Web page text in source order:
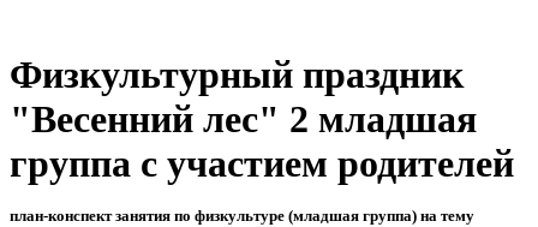
Физкультурный праздник
"Весенний лес" 2 младшая
группа с участием родителей
план-конспект занятия по физкультуре (младшая группа) на тему